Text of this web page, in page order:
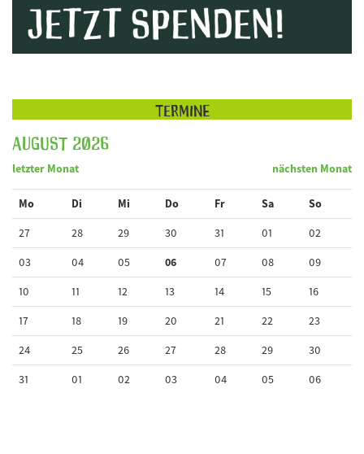
Termine
August 2026
letzter Monat nächsten Monat
Mo Di Mi Do Fr Sa
So
27
28 29 30 31 01
02
03
04 05 06 07 08
09
10
11 12 13 14 15
16
17
18 19 20 21 22
23
24
25 26 27 28 29
30
31
01 02 03 04 05 06